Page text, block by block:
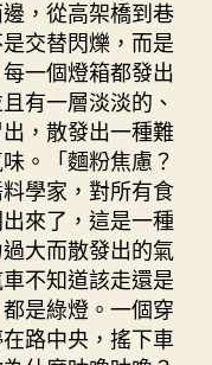
，從高架橋到巷
交替閃爍，而是
一個燈箱都發出
有一層淡淡的、
，散發出一種難
。「麵粉焦慮？
學家，對所有食
來了，這是一種
大而散發出的氣
不知道該走還是
是綠燈。一個穿
路中央，搖下車